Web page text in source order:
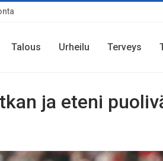
Talous Urheilu Terveys
ja eteni